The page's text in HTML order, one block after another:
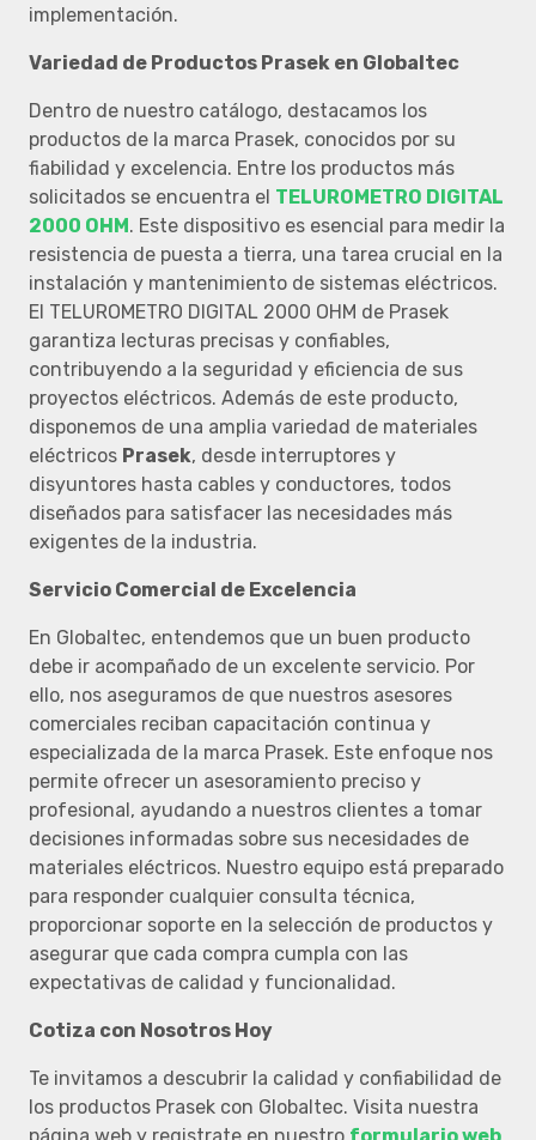
implementación.
Variedad de Productos Prasek en Globaltec
Dentro de nuestro catálogo, destacamos los
productos de la marca Prasek, conocidos por su
fiabilidad y excelencia. Entre los productos más
solicitados se encuentra el TELUROMETRO DIGITAL
2000 OHM. Este dispositivo es esencial para medir la
resistencia de puesta a tierra, una tarea crucial en la
instalación y mantenimiento de sistemas eléctricos.
El TELUROMETRO DIGITAL 2000 OHM de Prasek
garantiza lecturas precisas y confiables,
contribuyendo a la seguridad y eficiencia de sus
proyectos eléctricos. Además de este producto,
disponemos de una amplia variedad de materiales
eléctricos Prasek, desde interruptores y
disyuntores hasta cables y conductores, todos
diseñados para satisfacer las necesidades más
exigentes de la industria.
Servicio Comercial de Excelencia
En Globaltec, entendemos que un buen producto
debe ir acompañado de un excelente servicio. Por
ello, nos aseguramos de que nuestros asesores
comerciales reciban capacitación continua y
especializada de la marca Prasek. Este enfoque nos
permite ofrecer un asesoramiento preciso y
profesional, ayudando a nuestros clientes a tomar
decisiones informadas sobre sus necesidades de
materiales eléctricos. Nuestro equipo está preparado
para responder cualquier consulta técnica,
proporcionar soporte en la selección de productos y
asegurar que cada compra cumpla con las
expectativas de calidad y funcionalidad.
Cotiza con Nosotros Hoy
Te invitamos a descubrir la calidad y confiabilidad de
los productos Prasek con Globaltec. Visita nuestra